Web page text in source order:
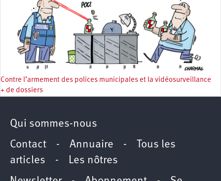
Contre l’armement des polices municipales et la vidéosurveillance
+ de dossiers
Qui sommes-nous
Contact - Annuaire -
Tous les
articles - Les nôtres